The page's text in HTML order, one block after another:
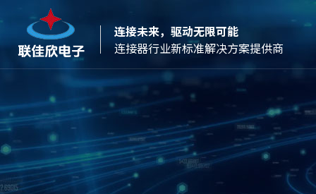
连接未来，驱动无限可能
连接器行业新标准解决方案提供商